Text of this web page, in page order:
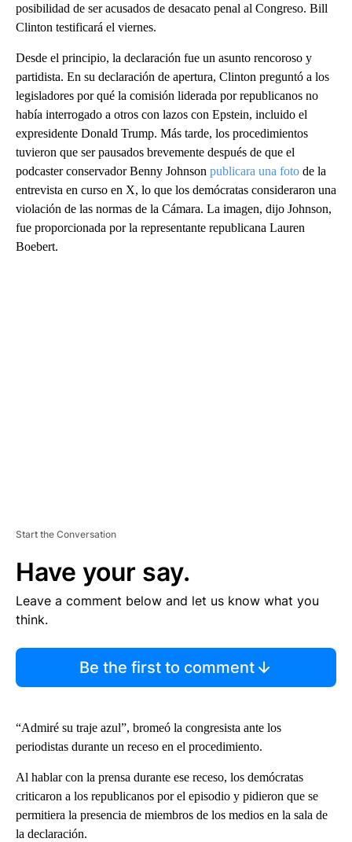
posibilidad de ser acusados de desacato penal al Congreso. Bill
Clinton testificará el viernes.
Desde el principio, la declaración fue un asunto rencoroso y
partidista. En su declaración de apertura, Clinton preguntó a los
legisladores por qué la comisión liderada por republicanos no
había interrogado a otros con lazos con Epstein, incluido el
expresidente Donald Trump. Más tarde, los procedimientos
tuvieron que ser pausados brevemente después de que el
podcaster conservador Benny Johnson publicara una foto de la
entrevista en curso en X, lo que los demócratas consideraron una
violación de las normas de la Cámara. La imagen, dijo Johnson,
fue proporcionada por la representante republicana Lauren
Boebert.
Start the Conversation
Have your say.
Leave a comment below and let us know what you
think.
Be the first to comment
“Admiré su traje azul”, bromeó la congresista ante los
periodistas durante un receso en el procedimiento.
Al hablar con la prensa durante ese receso, los demócratas
criticaron a los republicanos por el episodio y pidieron que se
permitiera la presencia de miembros de los medios en la sala de
la declaración.